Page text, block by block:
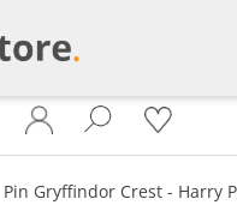
Pin Gryffindor Crest - Harry